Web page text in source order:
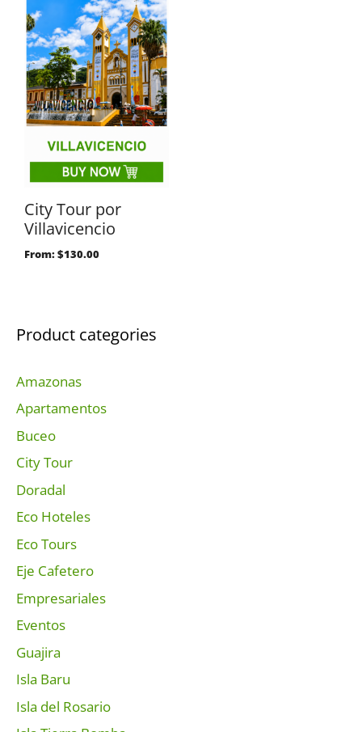
City Tour por
Villavicencio
From:$130.00
Product categories
Amazonas
Apartamentos
Buceo
City Tour
Doradal
Eco Hoteles
Eco Tours
Eje Cafetero
Empresariales
Eventos
Guajira
Isla Baru
Isla del Rosario